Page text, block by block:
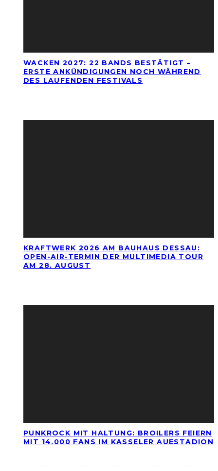
WACKEN 2027: 22 BANDS BESTÄTIGT –
ERSTE ANKÜNDIGUNGEN NOCH WÄHREND
DES LAUFENDEN FESTIVALS
KRAFTWERK 2026 AM BAUHAUS DESSAU:
OPEN-AIR-TERMIN DER MULTIMEDIA TOUR
AM 28. AUGUST
PUNKROCK MIT HALTUNG: BROILERS FEIERN
MIT 14.000 FANS IM KASSELER AUESTADION